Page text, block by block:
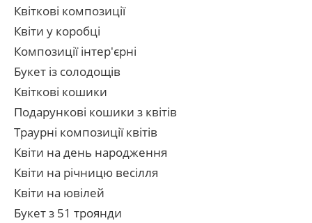
Квіткові композиції
Квіти у коробці
Композиції інтер'єрні
Букет із солодощів
Квіткові кошики
Подарункові кошики з квітів
Траурні композиції квітів
Квіти на день народження
Квіти на річницю весілля
Квіти на ювілей
Букет з 51 троянди